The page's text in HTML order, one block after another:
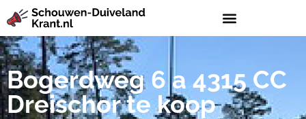
Bogerdweg 6 a 4315 CC
Dreischor te koop